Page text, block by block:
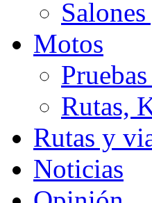
Motos
Rutas,
Rutas y
Noticias